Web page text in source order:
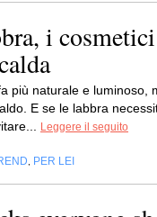
i
più naturale e luminoso,
E se le labbra
Leggere il seguito
PER LEI